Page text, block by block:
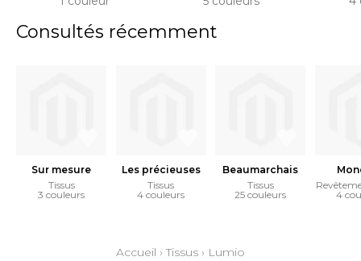
Consultés récemment
Sur mesure
Tissus
3 couleurs
Les précieuses
Tissus
4 couleurs
Beaumarchais
Tissus
25 couleurs
4
Accueil ›Tissus › Lumio